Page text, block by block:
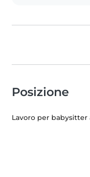
Posizione
Lavoro per babysitter